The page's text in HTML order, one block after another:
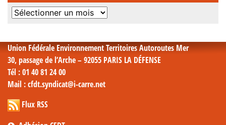
Archives
Union Fédérale Environnement Territoires Autoroutes Mer
30, passage de l’Arche – 92055 PARIS LA DÉFENSE
Tél : 01 40 81 24 00
Mail : cfdt.syndicat@i-carre.net
Flux RSS